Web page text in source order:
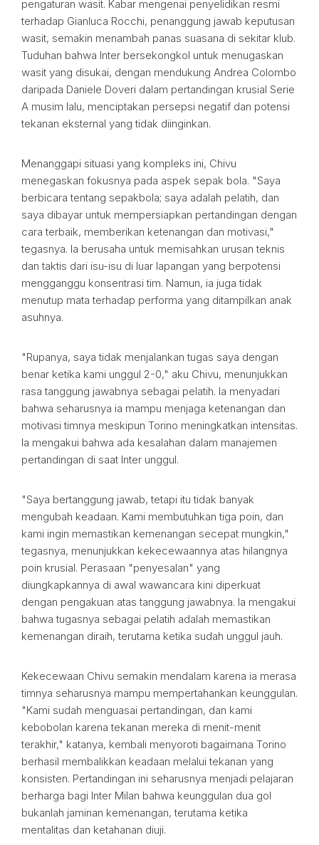
pengaturan wasit. Kabar mengenai penyelidikan resmi
terhadap Gianluca Rocchi, penanggung jawab keputusan
wasit, semakin menambah panas suasana di sekitar klub.
Tuduhan bahwa Inter bersekongkol untuk menugaskan
wasit yang disukai, dengan mendukung Andrea Colombo
daripada Daniele Doveri dalam pertandingan krusial Serie
A musim lalu, menciptakan persepsi negatif dan potensi
tekanan eksternal yang tidak diinginkan.
Menanggapi situasi yang kompleks ini, Chivu
menegaskan fokusnya pada aspek sepak bola. "Saya
berbicara tentang sepakbola; saya adalah pelatih, dan
saya dibayar untuk mempersiapkan pertandingan dengan
cara terbaik, memberikan ketenangan dan motivasi,"
tegasnya. Ia berusaha untuk memisahkan urusan teknis
dan taktis dari isu-isu di luar lapangan yang berpotensi
mengganggu konsentrasi tim. Namun, ia juga tidak
menutup mata terhadap performa yang ditampilkan anak
asuhnya.
"Rupanya, saya tidak menjalankan tugas saya dengan
benar ketika kami unggul 2-0," aku Chivu, menunjukkan
rasa tanggung jawabnya sebagai pelatih. Ia menyadari
bahwa seharusnya ia mampu menjaga ketenangan dan
motivasi timnya meskipun Torino meningkatkan intensitas.
Ia mengakui bahwa ada kesalahan dalam manajemen
pertandingan di saat Inter unggul.
"Saya bertanggung jawab, tetapi itu tidak banyak
mengubah keadaan. Kami membutuhkan tiga poin, dan
kami ingin memastikan kemenangan secepat mungkin,"
tegasnya, menunjukkan kekecewaannya atas hilangnya
poin krusial. Perasaan "penyesalan" yang
diungkapkannya di awal wawancara kini diperkuat
dengan pengakuan atas tanggung jawabnya. Ia mengakui
bahwa tugasnya sebagai pelatih adalah memastikan
kemenangan diraih, terutama ketika sudah unggul jauh.
Kekecewaan Chivu semakin mendalam karena ia merasa
timnya seharusnya mampu mempertahankan keunggulan.
"Kami sudah menguasai pertandingan, dan kami
kebobolan karena tekanan mereka di menit-menit
terakhir," katanya, kembali menyoroti bagaimana Torino
berhasil membalikkan keadaan melalui tekanan yang
konsisten. Pertandingan ini seharusnya menjadi pelajaran
berharga bagi Inter Milan bahwa keunggulan dua gol
bukanlah jaminan kemenangan, terutama ketika
mentalitas dan ketahanan diuji.